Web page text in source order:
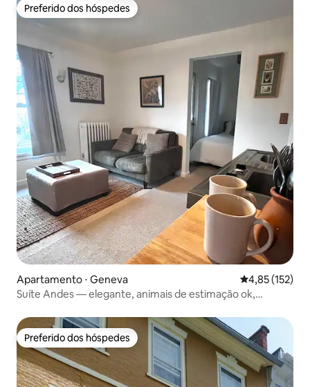
Preferido dos hóspedes
Preferido dos hóspedes
Apartamento ⋅ Geneva 4,85 de uma
4,85 (152)
Suíte Andes — elegante, animais de estimação ok,
Preferido dos hóspedes
Preferido dos hóspedes